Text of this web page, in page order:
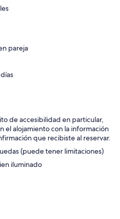
pareja
de accesibilidad en particular,
el alojamiento con la información
que recibiste al reservar.
(puede tener limitaciones)
iluminado